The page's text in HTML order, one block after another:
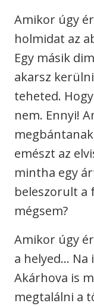
Amikor úgy
holmidat az
Egy másik
akarsz
teheted.
nem. Ennyi!
emészt az
mintha egy
beleszorult a
mégsem?
Amikor úgy
a helyed… Na
Akárhova is
megtalálni a